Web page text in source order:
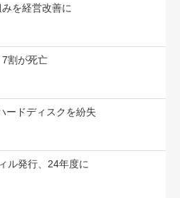
を経営改善に
割が死亡
ードディスクを紛失
ル発行、24年度に